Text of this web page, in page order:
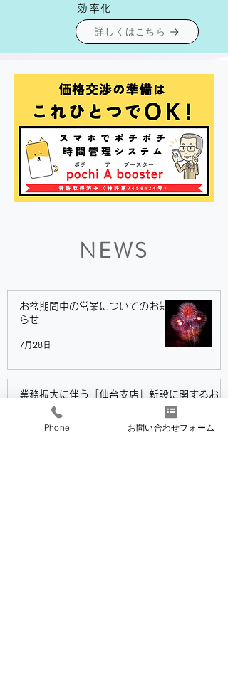
効率化
詳しくはこちら
NEWS
お盆期間中の営業についてのお知
らせ
7月28日
業務拡大に伴う「仙台支店」新設に関するお
4月1日
Phone お問い合わせフォーム